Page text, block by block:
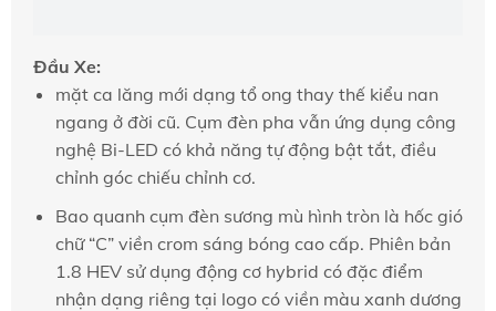
Đầu Xe:
mặt ca lăng mới dạng tổ ong thay thế kiểu nan
ngang ở đời cũ. Cụm đèn pha vẫn ứng dụng công
nghệ Bi-LED có khả năng tự động bật tắt, điều
chỉnh góc chiếu chỉnh cơ.
Bao quanh cụm đèn sương mù hình tròn là hốc gió
chữ “C” viền crom sáng bóng cao cấp. Phiên bản
1.8 HEV sử dụng động cơ hybrid có đặc điểm
nhận dạng riêng tại logo có viền màu xanh dương